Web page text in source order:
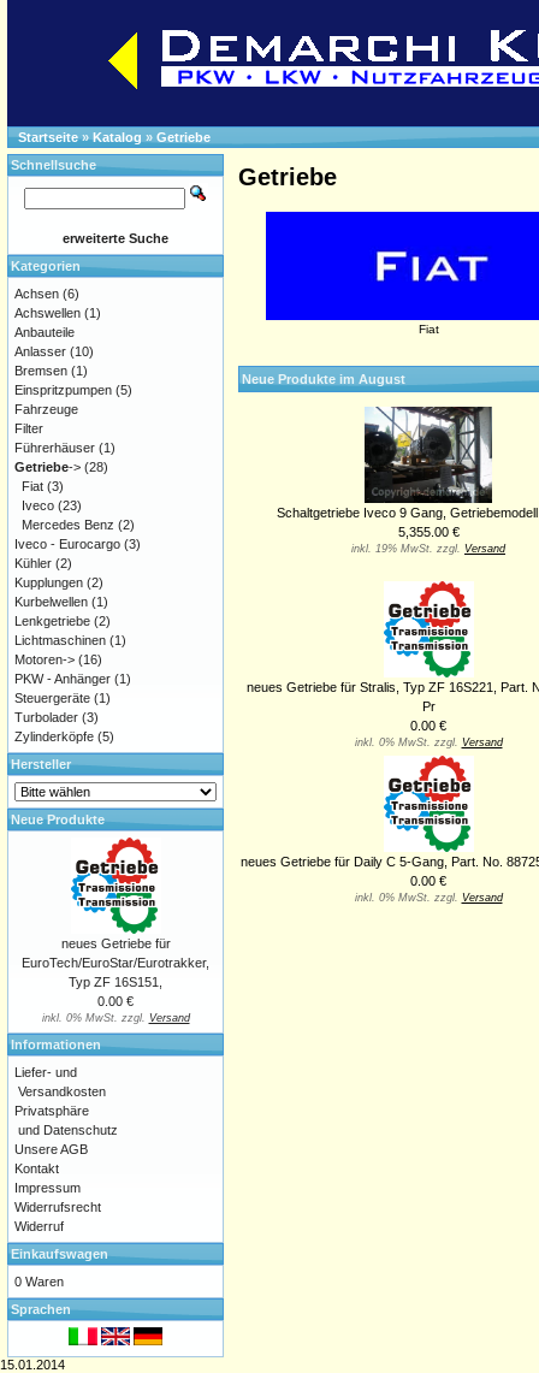
Startseite»Katalog » Getriebe
Getriebe
Fiat
Neue Produkte im August
Schaltgetriebe Iveco 9 Gang,
5,355.00 €
inkl. 19% MwSt. zzgl. Versand
neues Getriebe für Stralis, Typ ZF 16S221, Part.
Pr
0.00 €
inkl. 0% MwSt. zzgl. Versand
neues Getriebe für Daily C 5-Gang, Part. No.
0.00 €
inkl. 0% MwSt. zzgl. Versand
Schnellsuche
erweiterte Suche
Kategorien
Achsen (6)
Achswellen (1)
Anbauteile
Anlasser (10)
Bremsen (1)
Einspritzpumpen (5)
Fahrzeuge
Filter
Führerhäuser (1)
Getriebe-> (28)
Fiat (3)
Iveco (23)
Mercedes Benz (2)
Iveco - Eurocargo (3)
Kühler (2)
Kupplungen (2)
Kurbelwellen (1)
Lenkgetriebe (2)
Lichtmaschinen (1)
Motoren-> (16)
PKW - Anhänger (1)
Steuergeräte (1)
Turbolader (3)
Zylinderköpfe (5)
Hersteller
Neue Produkte
neues Getriebe für
EuroTech/EuroStar/Eurotrakker,
Typ ZF 16S151,
0.00 €
inkl. 0% MwSt. zzgl. Versand
Informationen
Liefer- und
Versandkosten
Privatsphäre
und Datenschutz
Unsere AGB
Kontakt
Impressum
Widerrufsrecht
Widerruf
Einkaufswagen
0 Waren
Sprachen
15.01.2014